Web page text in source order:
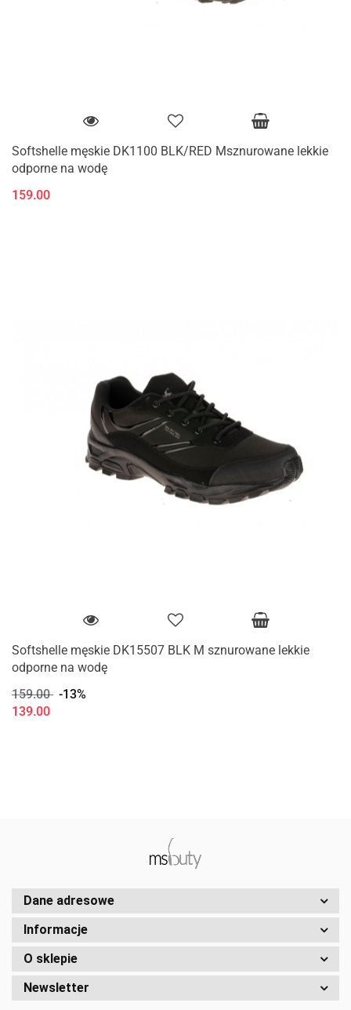
Softshelle męskie DK1100 BLK/RED Msznurowane lekkie
odporne na wodę
159.00
Softshelle męskie DK15507 BLK M sznurowane lekkie
odporne na wodę
159.00 -13%
139.00
Dane adresowe
Informacje
O sklepie
Newsletter